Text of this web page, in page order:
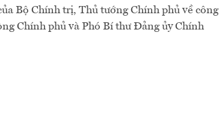
Bộ Chính trị, Thủ tướng Chính phủ về công
Chính phủ và Phó Bí thư Đảng ủy Chính